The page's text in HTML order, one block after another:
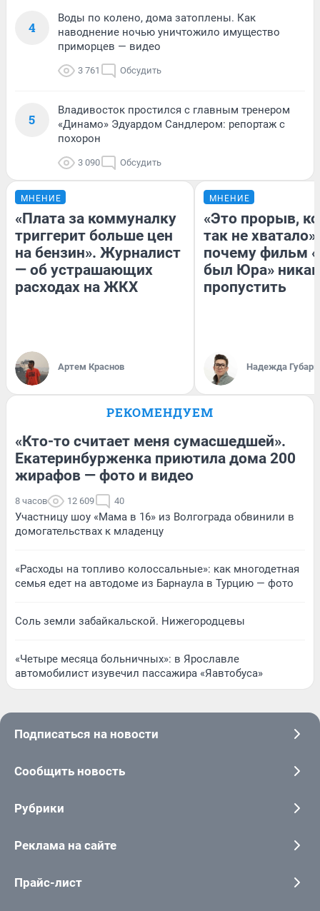
4
Воды по колено, дома затоплены. Как
наводнение ночью уничтожило имущество
приморцев — видео
3 761 Обсудить
5
Владивосток простился с главным тренером
«Динамо» Эдуардом Сандлером: репортаж с
похорон
3 090 Обсудить
МНЕНИЕ
«Плата за коммуналку
триггерит больше цен
на бензин». Журналист
— об устрашающих
расходах на ЖКХ
Артем Краснов
МНЕНИЕ
«Это прорыв,
так не хватало»:
почему фильм
был Юра»
пропустить
Надежда Губарь
РЕКОМЕНДУЕМ
«Кто-то считает меня сумасшедшей».
Екатеринбурженка приютила дома 200
жирафов — фото и видео
8 часов 12 609 40
Участницу шоу «Мама в 16» из Волгограда обвинили в
домогательствах к младенцу
«Расходы на топливо колоссальные»: как многодетная
семья едет на автодоме из Барнаула в Турцию — фото
Соль земли забайкальской. Нижегородцевы
«Четыре месяца больничных»: в Ярославле
автомобилист изувечил пассажира «Яавтобуса»
Подписаться на новости
Сообщить новость
Рубрики
Реклама на сайте
Прайс-лист